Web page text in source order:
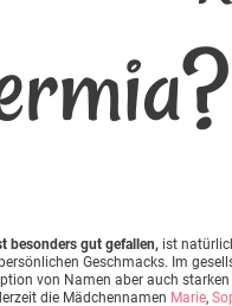
besonders gut gefallen, ist
Geschmacks. Im
von Namen aber auch
die Mädchennamen Marie,